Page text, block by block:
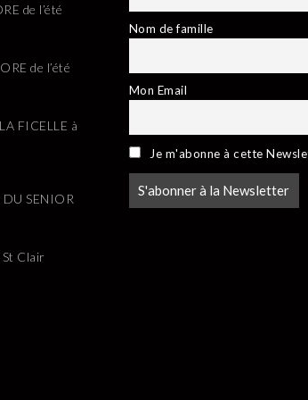
de l’été
de l’été
FICELLE à
SENIOR
Clair
Nom de famille
Mon Email
Je m'abonne à cette